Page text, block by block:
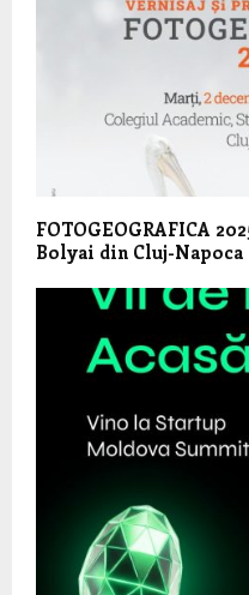
FOTOGEOGRAFICA
Bolyai din Cluj-Napoca